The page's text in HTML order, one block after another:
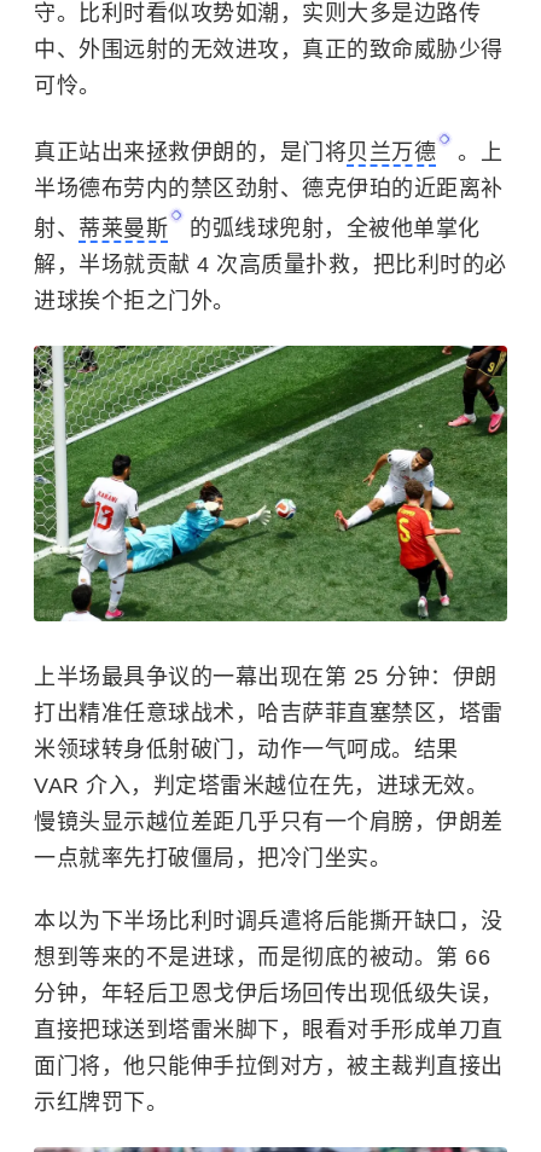
守。 比利时看似攻势如潮，实则大多是边路传
中、外围远射的无效进攻，真正的致命威胁少得
可怜。
真正站出来拯救伊朗的，是门将 贝兰万德
。上
半场德布劳内的禁区劲射、德克伊珀的近距离补
射、 蒂莱曼斯
的弧线球兜射，全被他单掌化
解，半场就贡献 4 次高质量扑救，把比利时的必
进球挨个拒之门外。
上半场最具争议的一幕出现在第 25 分钟：伊朗
打出精准任意球战术，哈吉萨菲直塞禁区，塔雷
米领球转身低射破门，动作一气呵成。结果
VAR 介入，判定塔雷米越位在先，进球无效。
慢镜头显示越位差距几乎只有一个肩膀，伊朗差
一点就率先打破僵局，把冷门坐实。
本以为下半场比利时调兵遣将后能撕开缺口，没
想到等来的不是进球，而是彻底的被动。第 66
分钟，年轻后卫恩戈伊后场回传出现低级失误，
直接把球送到塔雷米脚下，眼看对手形成单刀直
面门将，他只能伸手拉倒对方，被主裁判直接出
示红牌罚下。